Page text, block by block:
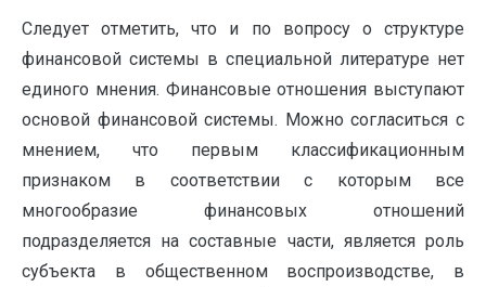
Следует отметить, что и по вопросу о структуре
финансовой системы в специальной литературе нет
единого мнения. Финансовые отношения выступают
основой финансовой системы. Можно согласиться с
мнением, что первым классификационным
признаком в соответствии с которым все
многообразие финансовых отношений
подразделяется на составные части, является роль
субъекта в общественном воспроизводстве, в